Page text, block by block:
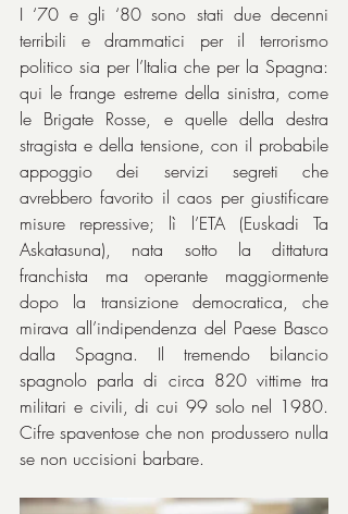
I ‘70 e gli ‘80 sono stati due decenni
terribili e drammatici per il terrorismo
politico sia per l’Italia che per la Spagna:
qui le frange estreme della sinistra, come
le Brigate Rosse, e quelle della destra
stragista e della tensione, con il probabile
appoggio dei servizi segreti che
avrebbero favorito il caos per giustificare
misure repressive; lì l’ETA (Euskadi Ta
Askatasuna), nata sotto la dittatura
franchista ma operante maggiormente
dopo la transizione democratica, che
mirava all’indipendenza del Paese Basco
dalla Spagna. Il tremendo bilancio
spagnolo parla di circa 820 vittime tra
militari e civili, di cui 99 solo nel 1980.
Cifre spaventose che non produssero nulla
se non uccisioni barbare.